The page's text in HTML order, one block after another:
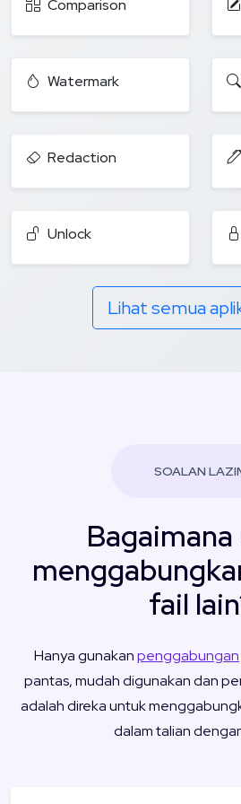
Comparison
Watermark
Redaction
Unlock
Lihat semua
SOALAN
fail
Hanya gunakanpenggabungan
pantas, mudah digunakan dan
adalah direka untuk
dalam talian